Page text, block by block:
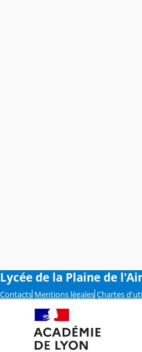
Lycée de la Plaine de
Contacts Mentions légales Chartes